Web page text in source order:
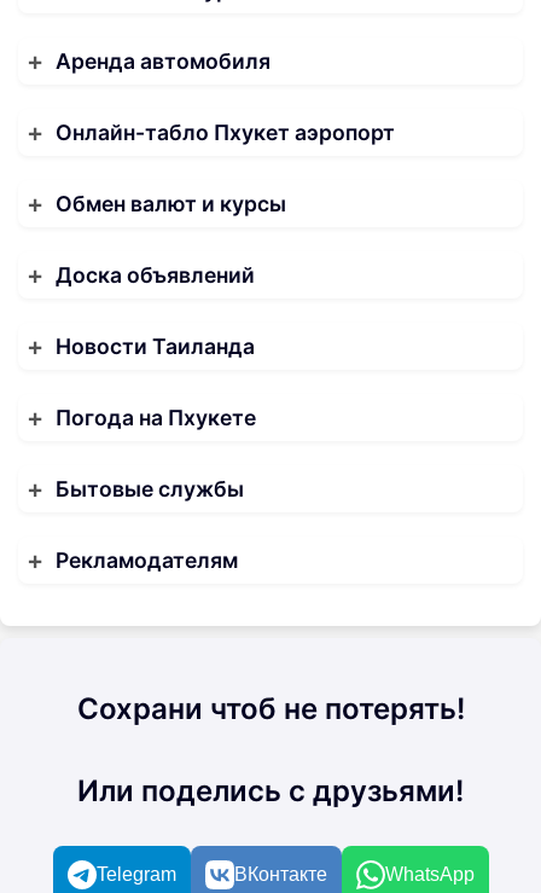
Аренда автомобиля
Онлайн-табло Пхукет аэропорт
Обмен валют и курсы
Доска объявлений
Новости Таиланда
Погода на Пхукете
Бытовые службы
Рекламодателям
Сохрани чтоб не потерять!
Или поделись с друзьями!
Telegram ВКонтакте WhatsApp